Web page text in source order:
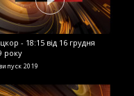
- 18:15 від 16 грудня
року
2019